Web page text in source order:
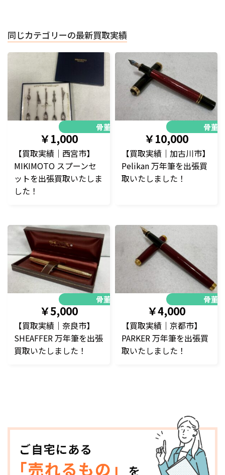
同じカテゴリーの最新買取実績
骨董品
￥1,000
【買取実績｜西宮市】
MIKIMOTO スプーンセ
ットを出張買取いたしま
した！
骨董
￥10,000
【買取実績｜加古川市】
Pelikan 万年筆を出張買
取いたしました！
骨董品
￥5,000
【買取実績｜奈良市】
SHEAFFER 万年筆を出張
買取いたしました！
骨董
￥4,000
【買取実績｜京都市】
PARKER 万年筆を出張買
取いたしました！